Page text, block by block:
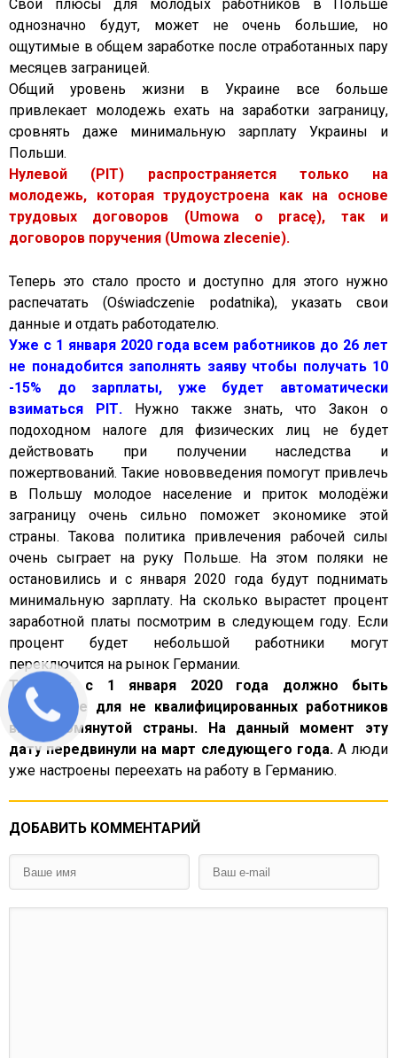
Свои плюсы для молодых работников в Польше
однозначно будут, может не очень большие, но
ощутимые в общем заработке после отработанных пару
месяцев заграницей.
Общий уровень жизни в Украине все больше
привлекает молодежь ехать на заработки заграницу,
сровнять даже минимальную зарплату Украины и
Польши.
Нулевой (РІТ) распространяется только на
молодежь, которая трудоустроена как на основе
трудовых договоров (Umowa o pracę), так и
договоров поручения (Umowa zlecenie).
Теперь это стало просто и доступно для этого нужно
распечатать (Oświadczenie podatnika), указать свои
данные и отдать работодателю.
Уже с 1 января 2020 года всем работников до 26 лет
не понадобится заполнять заяву чтобы получать 10
-15% до зарплаты, уже будет автоматически
взиматься РІТ.Нужно также знать, что Закон о
подоходном налоге для физических лиц не будет
действовать при получении наследства и
пожертвований. Такие нововведения помогут привлечь
в Польшу молодое население и приток молодёжи
заграницу очень сильно поможет экономике этой
страны. Такова политика привлечения рабочей силы
очень сыграет на руку Польше. На этом поляки не
остановились и с января 2020 года будут поднимать
минимальную зарплату. На сколько вырастет процент
заработной платы посмотрим в следующем году. Если
процент будет небольшой работники могут
переключится на рынок Германии.
Так как с 1 января 2020 года должно быть
упрощение для не квалифицированных работников
вышеупомянутой страны. На данный момент эту
дату передвинули на март следующего года.А люди
уже настроены переехать на работу в Германию.
ДОБАВИТЬ КОММЕНТАРИЙ